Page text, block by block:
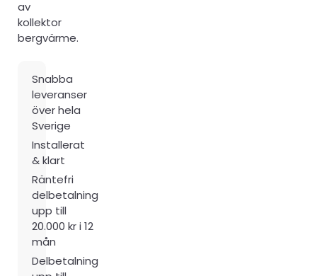
av
kollektor
bergvärme.
Snabba
leveranser
över hela
Sverige
Installerat
& klart
Räntefri
delbetalning
upp till
20.000 kr i 12
mån
Delbetalning